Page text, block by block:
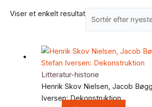
Viser et enkelt resultat
Litteratur-historie
Henrik Skov Nielsen, Jacob
Iversen: Dekonstruktion